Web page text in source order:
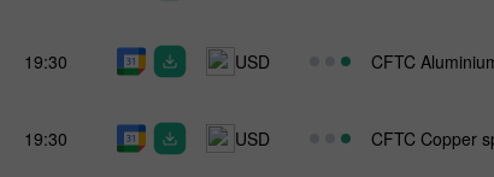
19:30 USD CFTC
19:30 USD CFTC Copper